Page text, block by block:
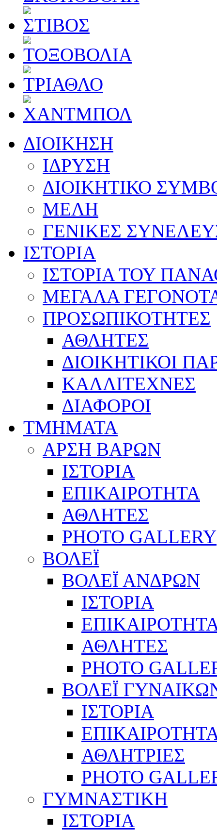
ΔΙΟΙΚΗΣΗ
ΙΔΡΥΣΗ
ΔΙΟΙΚΗΤΙΚΟ
ΜΕΛΗ
ΓΕΝΙΚΕΣ
ΙΣΤΟΡΙΑ
ΙΣΤΟΡΙΑ ΤΟΥ
ΜΕΓΑΛΑ
ΠΡΟΣΩΠΙΚΟΤΗΤΕΣ
ΑΘΛΗΤΕΣ
ΔΙΟΙΚΗΤΙΚΟΙ
ΚΑΛΛΙΤΕΧΝΕΣ
ΔΙΑΦΟΡΟΙ
ΤΜΗΜΑΤΑ
ΑΡΣΗ ΒΑΡΩΝ
ΙΣΤΟΡΙΑ
ΕΠΙΚΑΙΡΟΤΗΤΑ
ΑΘΛΗΤΕΣ
PHOTO GALLERY
ΒΟΛΕΪ
ΒΟΛΕΪ ΑΝΔΡΩΝ
ΙΣΤΟΡΙΑ
ΑΘΛΗΤΕΣ
PHOTO
ΒΟΛΕΪ
ΙΣΤΟΡΙΑ
ΑΘΛΗΤΡΙΕΣ
PHOTO
ΓΥΜΝΑΣΤΙΚΗ
ΙΣΤΟΡΙΑ